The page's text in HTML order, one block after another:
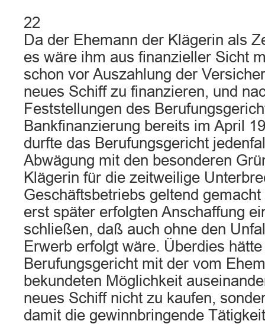
22
Da der Ehemann der Klägerin als
es wäre ihm aus finanzieller Sicht
schon vor Auszahlung der
neues Schiff zu finanzieren, und
Feststellungen des
Bankfinanzierung bereits im April
durfte das Berufungsgericht
Abwägung mit den besonderen
Klägerin für die zeitweilige
Geschäftsbetriebs geltend
erst später erfolgten Anschaffung
schließen, daß auch ohne den
Erwerb erfolgt wäre. Überdies
Berufungsgericht mit der vom
bekundeten Möglichkeit
neues Schiff nicht zu kaufen,
damit die gewinnbringende